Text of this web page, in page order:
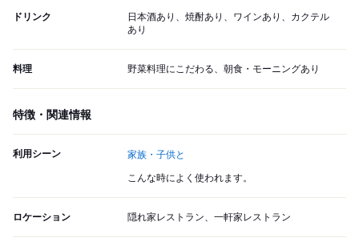
ドリンク
日本酒あり、焼酎あり、ワインあり、カクテル
あり
料理 野菜料理にこだわる、朝食・モーニングあり
特徴・関連情報
利用シーン 家族・子供と
こんな時によく使われます。
ロケーション 隠れ家レストラン、一軒家レストラン